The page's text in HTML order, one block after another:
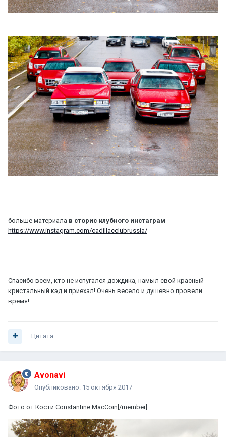
больше материала в сторис клубного инстаграм
https://www.instagram.com/cadillacclubrussia/
Спасибо всем, кто не испугался дождика, намыл свой красный
кристальный кэд и приехал! Очень весело и душевно провели
время!
Цитата
Avonavi
Опубликовано: 15 октября 2017
Фото от Кости Constantine MacCoin[/member]